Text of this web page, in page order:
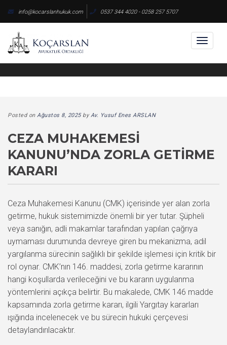
content
info@kocarslanhukuk.com 0537 344 4020 - 0258 257 5707
Posted on Ağustos 8, 2025byAv. Yusuf Enes ARSLAN
CEZA MUHAKEMESI
KANUNU’NDA ZORLA GETIRME
KARARI
Ceza Muhakemesi Kanunu (CMK) içerisinde yer alan zorla
getirme, hukuk sistemimizde önemli bir yer tutar. Şüpheli
veya sanığın, adli makamlar tarafından yapılan çağrıya
uymaması durumunda devreye giren bu mekanizma, adil
yargılanma sürecinin sağlıklı bir şekilde işlemesi için kritik bir
rol oynar. CMK’nın 146. maddesi, zorla getirme kararının
hangi koşullarda verileceğini ve bu kararın uygulanma
yöntemlerini açıkça belirtir. Bu makalede, CMK 146 madde
kapsamında zorla getirme kararı, ilgili Yargıtay kararları
ışığında incelenecek ve bu sürecin hukuki çerçevesi
detaylandırılacaktır.